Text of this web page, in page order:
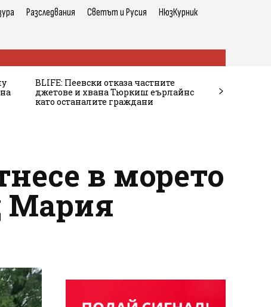
Разследвания Светът и Русия НюзКурник
BLIFE: Пеевски отказа частните
джетове и хвана Тюркиш еърлайнс
като останалите граждани
в морето
Мария